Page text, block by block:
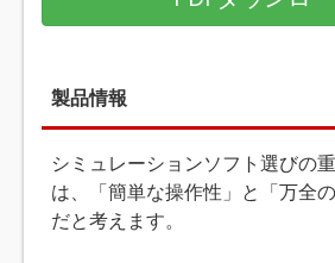
製品情報
シミュレーションソフト選びの
は、「簡単な操作性」と「万全
だと考えます。